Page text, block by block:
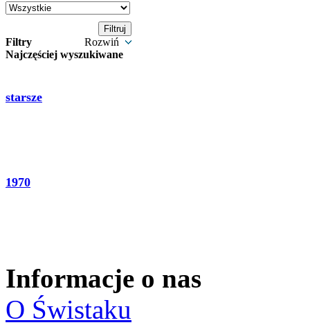
Filtry
Rozwiń
Najczęściej wyszukiwane
starsze
1970
Informacje o nas
O Świstaku